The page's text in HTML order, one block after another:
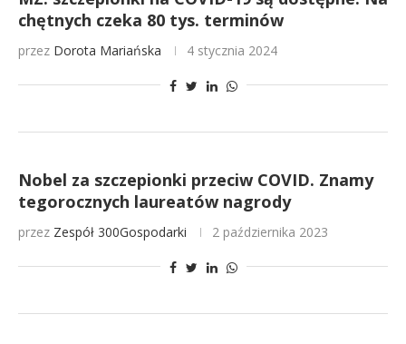
chętnych czeka 80 tys. terminów
przez Dorota Mariańska 4 stycznia 2024
Nobel za szczepionki przeciw COVID. Znamy
tegorocznych laureatów nagrody
przez Zespół 300Gospodarki 2 października 2023